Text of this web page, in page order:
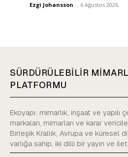
Ezgi Johansson - 6 Ağustos 2026
SÜRDÜRÜLEBİLİR
PLATFORMU
Ekoyapı; mimarlık, inşaat ve
markaları, mimarları ve karar
Birleşik Krallık, Avrupa ve küresel
varlığa sahip, iki dilli bir yayın ve